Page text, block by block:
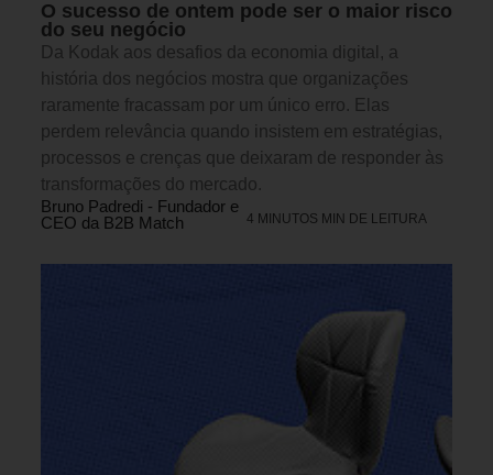
O sucesso de ontem pode ser o maior risco
do seu negócio
Da Kodak aos desafios da economia digital, a
história dos negócios mostra que organizações
raramente fracassam por um único erro. Elas
perdem relevância quando insistem em estratégias,
processos e crenças que deixaram de responder às
transformações do mercado.
Bruno Padredi - Fundador e
CEO da B2B Match
4 MINUTOS MIN DE LEITURA